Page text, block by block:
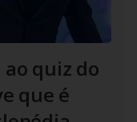
quiz do
que é